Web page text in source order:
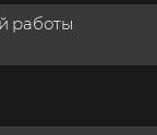
работы